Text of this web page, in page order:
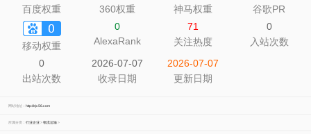
百度权重 360权重 神马权重 谷歌PR
移动权重
0
AlexaRank
71
关注热度
0
入站次数
0
出站次数
2026-07-07
收录日期
2026-07-07
更新日期
网站地址： http://ejc56.com
所属分类： 行业企业>物流运输>